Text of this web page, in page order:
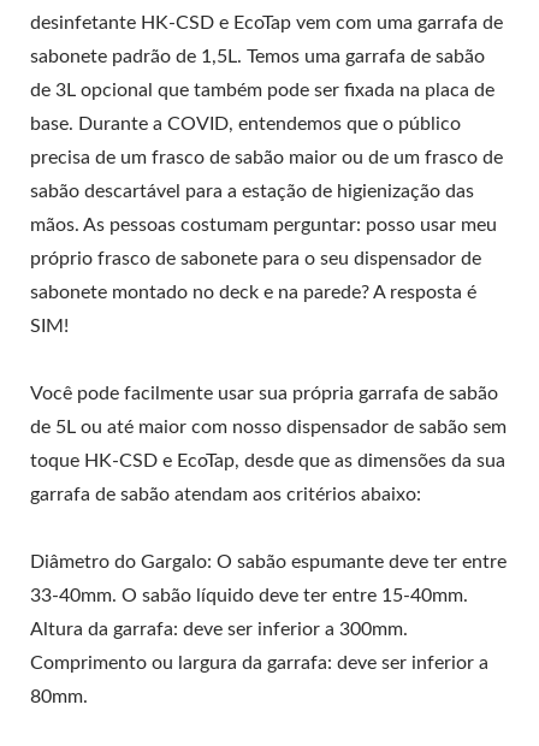
desinfetante HK-CSD e EcoTap vem com uma garrafa de
sabonete padrão de 1,5L. Temos uma garrafa de sabão
de 3L opcional que também pode ser fixada na placa de
base. Durante a COVID, entendemos que o público
precisa de um frasco de sabão maior ou de um frasco de
sabão descartável para a estação de higienização das
mãos. As pessoas costumam perguntar: posso usar meu
próprio frasco de sabonete para o seu dispensador de
sabonete montado no deck e na parede? A resposta é
SIM!
Você pode facilmente usar sua própria garrafa de sabão
de 5L ou até maior com nosso dispensador de sabão sem
toque HK-CSD e EcoTap, desde que as dimensões da sua
garrafa de sabão atendam aos critérios abaixo:
Diâmetro do Gargalo: O sabão espumante deve ter entre
33-40mm. O sabão líquido deve ter entre 15-40mm.
Altura da garrafa: deve ser inferior a 300mm.
Comprimento ou largura da garrafa: deve ser inferior a
80mm.